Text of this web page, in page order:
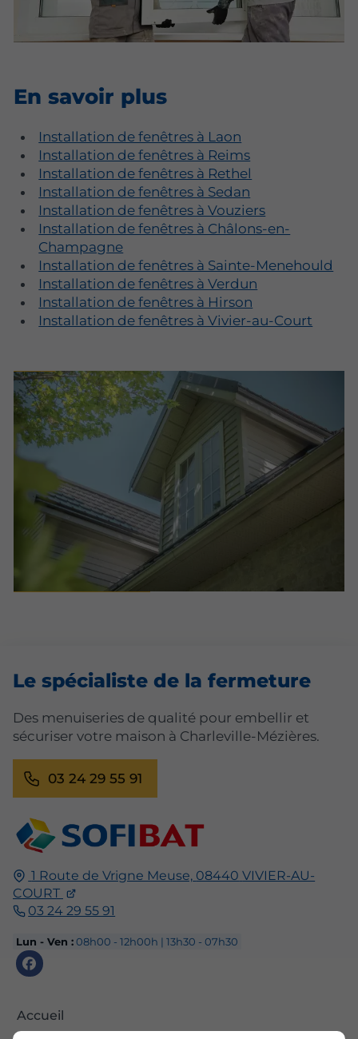
En savoir plus
Installation de fenêtres à Laon
Installation de fenêtres à Reims
Installation de fenêtres à Rethel
Installation de fenêtres à Sedan
Installation de fenêtres à Vouziers
Installation de fenêtres à Châlons-en-
Champagne
Installation de fenêtres à Sainte-Menehould
Installation de fenêtres à Verdun
Installation de fenêtres à Hirson
Installation de fenêtres à Vivier-au-Court
1 Route de Vrigne Meuse, 08440 VIVIER-AU-
COURT
03 24 29 55 91
Lun - Ven :08h00 - 12h00h | 13h30 - 07h30
Accueil
Le spécialiste de la fermeture
Des menuiseries de qualité pour embellir et
sécuriser votre maison à Charleville-Mézières.
03 24 29 55 91